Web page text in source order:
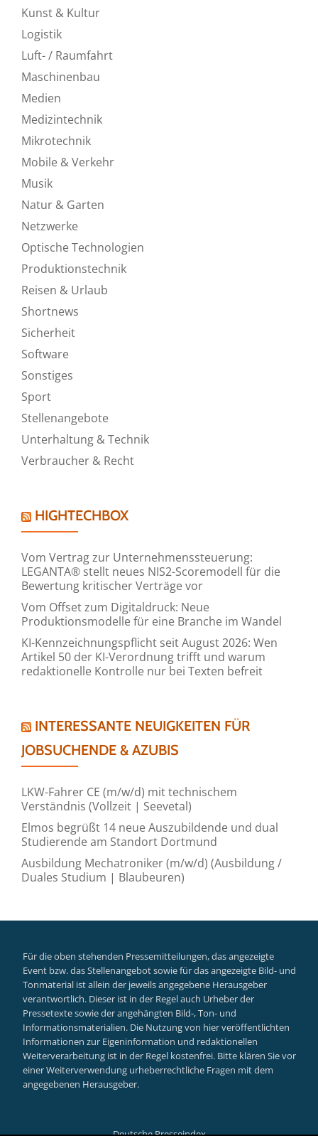
Kunst & Kultur
Logistik
Luft- / Raumfahrt
Maschinenbau
Medien
Medizintechnik
Mikrotechnik
Mobile & Verkehr
Musik
Natur & Garten
Netzwerke
Optische Technologien
Produktionstechnik
Reisen & Urlaub
Shortnews
Sicherheit
Software
Sonstiges
Sport
Stellenangebote
Unterhaltung & Technik
Verbraucher & Recht
HIGHTECHBOX
Vom Vertrag zur Unternehmenssteuerung:
LEGANTA® stellt neues NIS2-Scoremodell für die
Bewertung kritischer Verträge vor
Vom Offset zum Digitaldruck: Neue
Produktionsmodelle für eine Branche im Wandel
KI-Kennzeichnungspflicht seit August 2026: Wen
Artikel 50 der KI-Verordnung trifft und warum
redaktionelle Kontrolle nur bei Texten befreit
INTERESSANTE NEUIGKEITEN FÜR
JOBSUCHENDE & AZUBIS
LKW-Fahrer CE (m/w/d) mit technischem
Verständnis (Vollzeit | Seevetal)
Elmos begrüßt 14 neue Auszubildende und dual
Studierende am Standort Dortmund
Ausbildung Mechatroniker (m/w/d) (Ausbildung /
Duales Studium | Blaubeuren)
Für die oben stehenden Pressemitteilungen, das angezeigte
Event bzw. das Stellenangebot sowie für das angezeigte Bild- und
Tonmaterial ist allein der jeweils angegebene Herausgeber
verantwortlich. Dieser ist in der Regel auch Urheber der
Pressetexte sowie der angehängten Bild-, Ton- und
Informationsmaterialien. Die Nutzung von hier veröffentlichten
Informationen zur Eigeninformation und redaktionellen
Weiterverarbeitung ist in der Regel kostenfrei. Bitte klären Sie vor
einer Weiterverwendung urheberrechtliche Fragen mit dem
angegebenen Herausgeber.